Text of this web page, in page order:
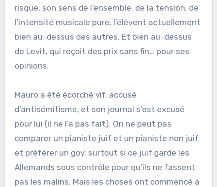
risque, son sens de l’ensemble, de la tension, de
l’intensité musicale pure, l’élèvent actuellement
bien au-dessus des autres. Et bien au-dessus
de Levit, qui reçoit des prix sans fin… pour ses
opinions.
Mauro a été écorché vif, accusé
d’antisémitisme, et son journal s’est excusé
pour lui (il ne l’a pas fait). On ne peut pas
comparer un pianiste juif et un pianiste non juif
et préférer un goy, surtout si ce juif garde les
Allemands sous contrôle pour qu’ils ne fassent
pas les malins. Mais les choses ont commencé à